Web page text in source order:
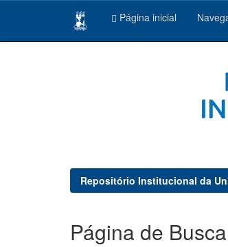
Página inicial
Repositório Institucional da
Página de Busca